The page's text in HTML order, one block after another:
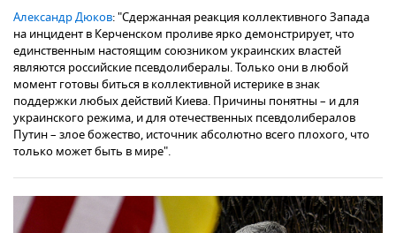
Александр Дюков: "Сдержанная реакция коллективного Запада
на инцидент в Керченском проливе ярко демонстрирует, что
единственным настоящим союзником украинских властей
являются российские псевдолибералы. Только они в любой
момент готовы биться в коллективной истерике в знак
поддержки любых действий Киева. Причины понятны – и для
украинского режима, и для отечественных псевдолибералов
Путин – злое божество, источник абсолютно всего плохого, что
только может быть в мире".